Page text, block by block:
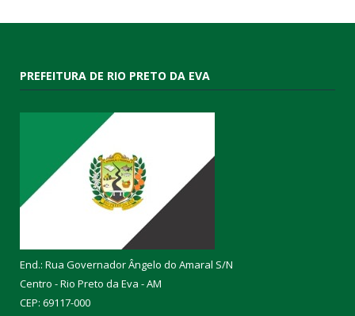
PREFEITURA DE RIO PRETO DA EVA
End.: Rua Governador Ângelo do Amaral S/N
Centro - Rio Preto da Eva - AM
CEP: 69117-000